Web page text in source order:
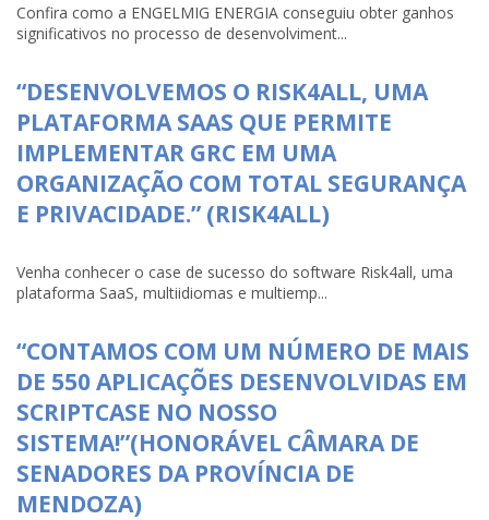
Confira como a ENGELMIG ENERGIA conseguiu obter ganhos
significativos no processo de desenvolviment...
“DESENVOLVEMOS O RISK4ALL, UMA
PLATAFORMA SAAS QUE PERMITE
IMPLEMENTAR GRC EM UMA
ORGANIZAÇÃO COM TOTAL SEGURANÇA
E PRIVACIDADE.” (RISK4ALL)
Venha conhecer o case de sucesso do software Risk4all, uma
plataforma SaaS, multiidiomas e multiemp...
“CONTAMOS COM UM NÚMERO DE MAIS
DE 550 APLICAÇÕES DESENVOLVIDAS EM
SCRIPTCASE NO NOSSO
SISTEMA!”(HONORÁVEL CÂMARA DE
SENADORES DA PROVÍNCIA DE
MENDOZA)